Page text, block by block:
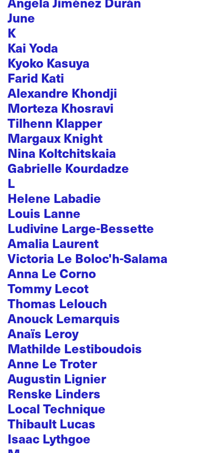
June
K
Kai Yoda
Kyoko Kasuya
Farid Kati
Alexandre Khondji
Morteza Khosravi
Tilhenn Klapper
Margaux Knight
Nina Koltchitskaia
Gabrielle Kourdadze
L
Helene Labadie
Louis Lanne
Ludivine Large-Bessette
Amalia Laurent
Victoria Le Boloc'h-Salama
Anna Le Corno
Tommy Lecot
Thomas Lelouch
Anouck Lemarquis
Anaïs Leroy
Mathilde Lestiboudois
Anne Le Troter
Augustin Lignier
Renske Linders
Local Technique
Thibault Lucas
Isaac Lythgoe